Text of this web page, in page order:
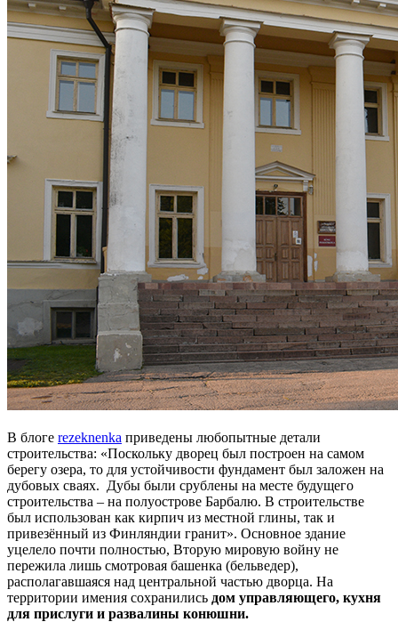
В блоге rezeknenka приведены любопытные детали
строительства: «Поскольку дворец был построен на самом
берегу озера, то для устойчивости фундамент был заложен на
дубовых сваях. Дубы были срублены на месте будущего
строительства – на полуострове Барбалю. В строительстве
был использован как кирпич из местной глины, так и
привезённый из Финляндии гранит». Основное здание
уцелело почти полностью, Вторую мировую войну не
пережила лишь смотровая башенка (бельведер),
располагавшаяся над центральной частью дворца. На
территории имения сохранились дом управляющего, кухня
для прислуги и развалины конюшни.